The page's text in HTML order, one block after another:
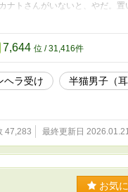
トさんがいないと、やだ。置
甘やかす一方で、嫉妬や拗ね
て、手放せない。 こじらせ半
7,644 位 / 31,416件
ヘラ受け
半猫男子（
47,283 最終更新日
お気